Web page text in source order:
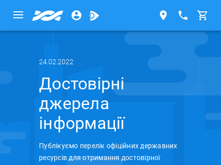
24.02.2022
Достовірні
джерела
інформації
Публікуємо перелік офіційних державних
ресурсів для отримання достовірної